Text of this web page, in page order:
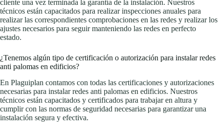
cliente una vez terminada la garantía de la instalación. Nuestros
técnicos están capacitados para realizar inspecciones anuales para
realizar las correspondientes comprobaciones en las redes y realizar los
ajustes necesarios para seguir manteniendo las redes en perfecto
estado.
¿Tenemos algún tipo de certificación o autorización para instalar redes
anti palomas en edificios?
En Plaguiplan contamos con todas las certificaciones y autorizaciones
necesarias para instalar redes anti palomas en edificios. Nuestros
técnicos están capacitados y certificados para trabajar en altura y
cumplir con las normas de seguridad necesarias para garantizar una
instalación segura y efectiva.